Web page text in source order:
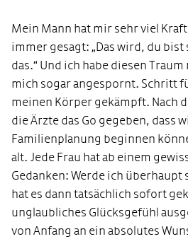
Mein Mann hat mir sehr viel
immer gesagt: „Das wird, du
das.“ Und ich habe diesen
mich sogar angespornt. Schritt
meinen Körper gekämpft. Nach
die Ärzte das Go gegeben, dass
Familienplanung beginnen
alt. Jede Frau hat ab einem
Gedanken: Werde ich überhaupt
hat es dann tatsächlich sofort
unglaubliches Glücksgefühl
von Anfang an ein absolutes